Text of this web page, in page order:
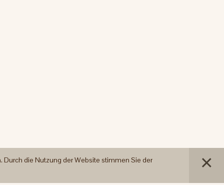
Durch die Nutzung der Website stimmen Sie der